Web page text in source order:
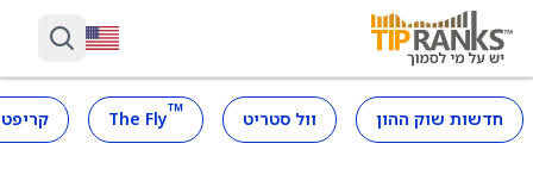
חדשות שוק ההון וול סטריט ™
The Fly